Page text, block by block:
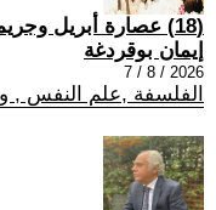
(18) عصارة أبريل وجريمة قتل في الأوساط الكنسيّة
إيمان بوقردغة
2026 / 8 / 7
الفلسفة ,علم النفس ,